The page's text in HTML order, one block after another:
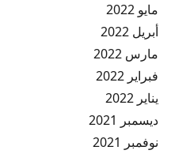
مايو 2022
أبريل 2022
مارس 2022
فبراير 2022
يناير 2022
ديسمبر 2021
نوفمبر 2021